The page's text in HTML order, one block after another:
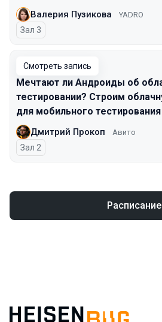
Валерия Пузикова YADRO
Зал 3
Смотреть запись
Мечтают ли Андроиды об
тестировании? Строим
для мобильного тестирования
Дмитрий Прокоп Авито
Зал 2
Расписание